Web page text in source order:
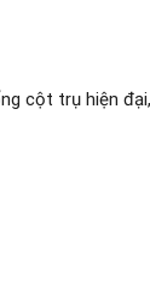
cột trụ hiện